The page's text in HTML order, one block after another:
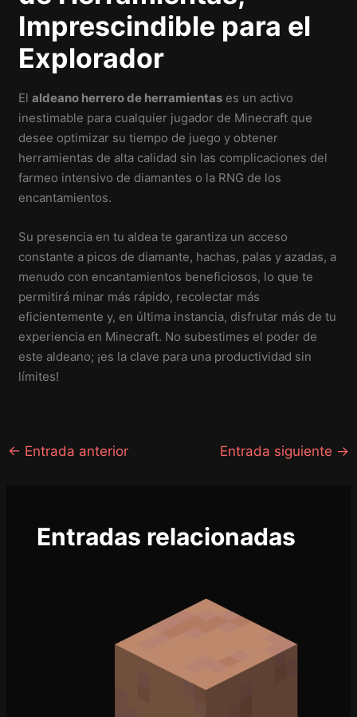
Imprescindible para el
Explorador
Elaldeano herrero de herramientas es un activo
inestimable para cualquier jugador de Minecraft que
desee optimizar su tiempo de juego y obtener
herramientas de alta calidad sin las complicaciones del
farmeo intensivo de diamantes o la RNG de los
encantamientos.
Su presencia en tu aldea te garantiza un acceso
constante a picos de diamante, hachas, palas y azadas, a
menudo con encantamientos beneficiosos, lo que te
permitirá minar más rápido, recolectar más
eficientemente y, en última instancia, disfrutar más de tu
experiencia en Minecraft. No subestimes el poder de
este aldeano; ¡es la clave para una productividad sin
límites!
← Entrada anterior Entrada siguiente →
Entradas relacionadas